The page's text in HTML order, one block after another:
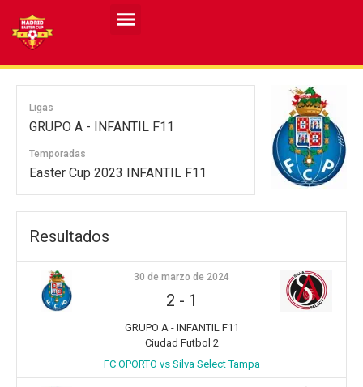
Ligas
GRUPO A - INFANTIL F11
Temporadas
Easter Cup 2023 INFANTIL F11
Resultados
30 de marzo de 2024
2 - 1
GRUPO A - INFANTIL F11
Ciudad Futbol 2
FC OPORTO vs Silva Select Tampa